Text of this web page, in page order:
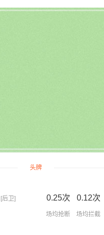
头牌
[后卫] 0.25次
场均抢断
0.12次
场均拦截